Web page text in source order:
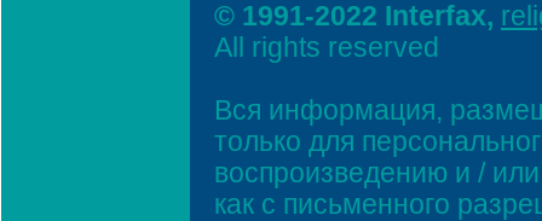
© 1991-2022 Interfax,
All rights reserved
Вся информация,
только для
воспроизведению и /
как с письменного